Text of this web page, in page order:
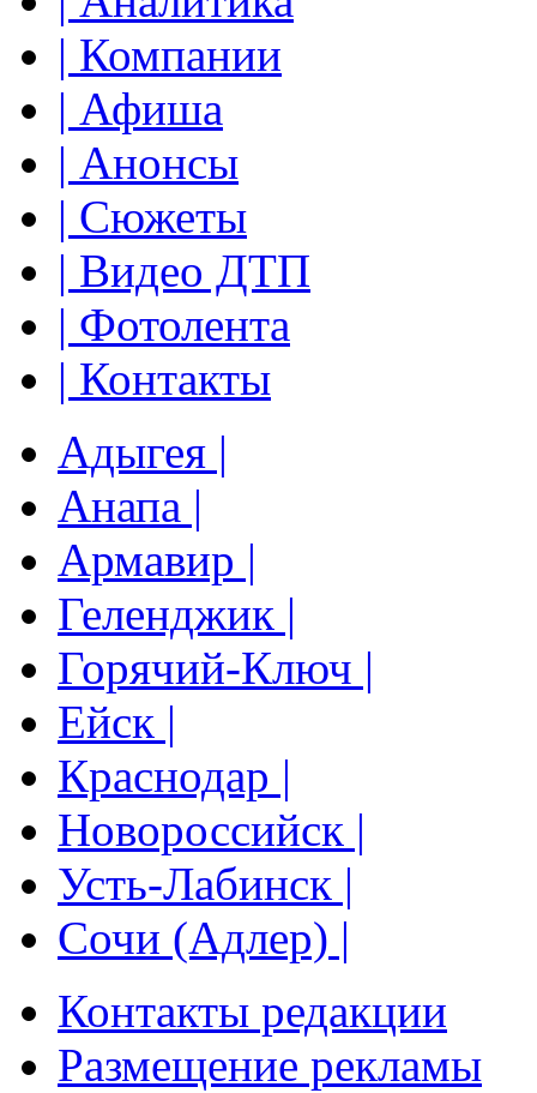
| Компании
| Афиша
| Анонсы
| Сюжеты
| Видео ДТП
| Фотолента
| Контакты
Адыгея |
Анапа |
Армавир |
Геленджик |
Горячий-Ключ |
Ейск |
Краснодар |
Новороссийск |
Усть-Лабинск |
Сочи (Адлер) |
Контакты редакции
Размещение рекламы